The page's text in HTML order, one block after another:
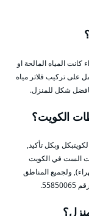
المياه المالحة او
على تركيب فلاتر مياه
شكل للمنزل.
الكويت؟
وبكل تأكيد,
الست في الكويت
ولجميع المناطق